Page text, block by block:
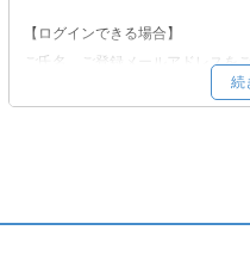
【ログインできる場合】
ご氏名、ご登録メールアドレスを
選びください。」から「メールア
ご入力の上、ご依頼ください。
登録情報をご記載ください。
続